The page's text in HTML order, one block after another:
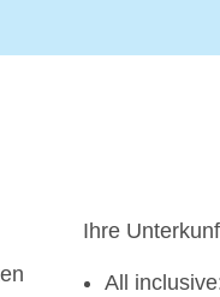
Ihre
All